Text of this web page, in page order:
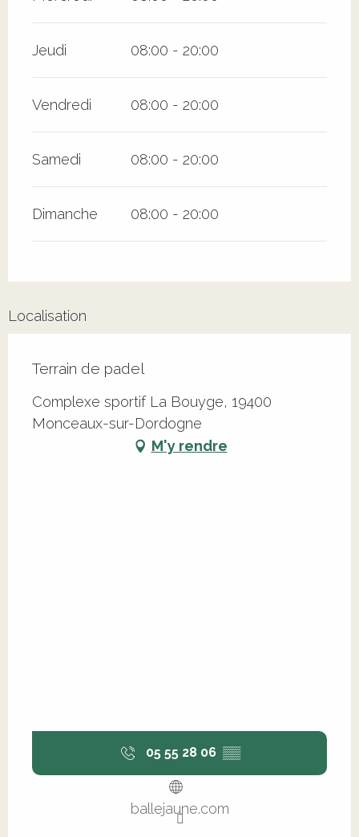
Jeudi 08:00 - 20:00
Vendredi 08:00 - 20:00
Samedi 08:00 - 20:00
Dimanche 08:00 - 20:00
Localisation
Terrain de padel
Complexe sportif La Bouyge, 19400
Monceaux-sur-Dordogne
M'y rendre
05 55 28 06 ▒▒
ballejaune.com